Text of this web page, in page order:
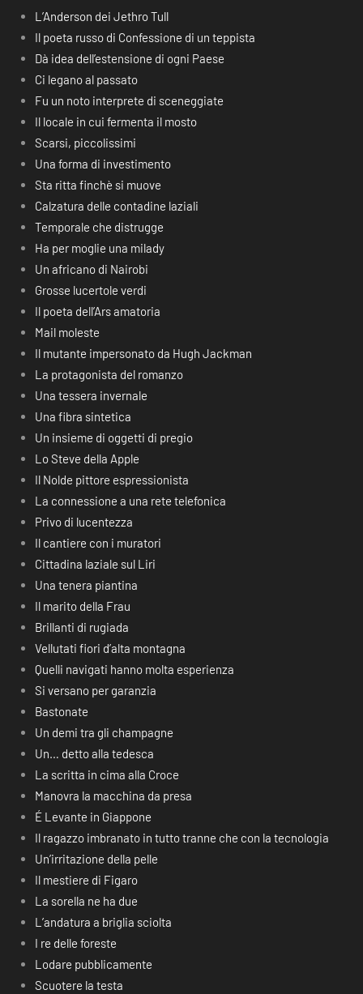
L’Anderson dei Jethro Tull
Il poeta russo di Confessione di un teppista
Dà idea dell’estensione di ogni Paese
Ci legano al passato
Fu un noto interprete di sceneggiate
Il locale in cui fermenta il mosto
Scarsi, piccolissimi
Una forma di investimento
Sta ritta finchè si muove
Calzatura delle contadine laziali
Temporale che distrugge
Ha per moglie una milady
Un africano di Nairobi
Grosse lucertole verdi
Il poeta dell’Ars amatoria
Mail moleste
Il mutante impersonato da Hugh Jackman
La protagonista del romanzo
Una tessera invernale
Una fibra sintetica
Un insieme di oggetti di pregio
Lo Steve della Apple
Il Nolde pittore espressionista
La connessione a una rete telefonica
Privo di lucentezza
Il cantiere con i muratori
Cittadina laziale sul Liri
Una tenera piantina
Il marito della Frau
Brillanti di rugiada
Vellutati fiori d’alta montagna
Quelli navigati hanno molta esperienza
Si versano per garanzia
Bastonate
Un demi tra gli champagne
Un… detto alla tedesca
La scritta in cima alla Croce
Manovra la macchina da presa
É Levante in Giappone
Il ragazzo imbranato in tutto tranne che con la tecnologia
Un’irritazione della pelle
Il mestiere di Figaro
La sorella ne ha due
L’andatura a briglia sciolta
I re delle foreste
Lodare pubblicamente
Scuotere la testa